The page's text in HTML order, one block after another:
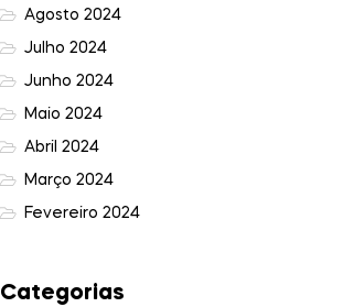
Agosto 2024
Julho 2024
Junho 2024
Maio 2024
Abril 2024
Março 2024
Fevereiro 2024
Categorias